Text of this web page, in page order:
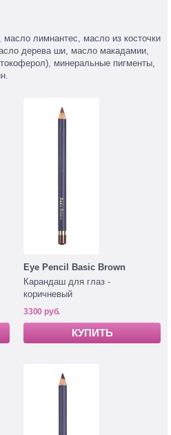
лимнантес, масло из косточки
дерева ши, масло макадамии,
минеральные пигменты,
Eye Pencil Basic Brown
Карандаш для глаз -
коричневый
3300 руб.
КУПИТЬ